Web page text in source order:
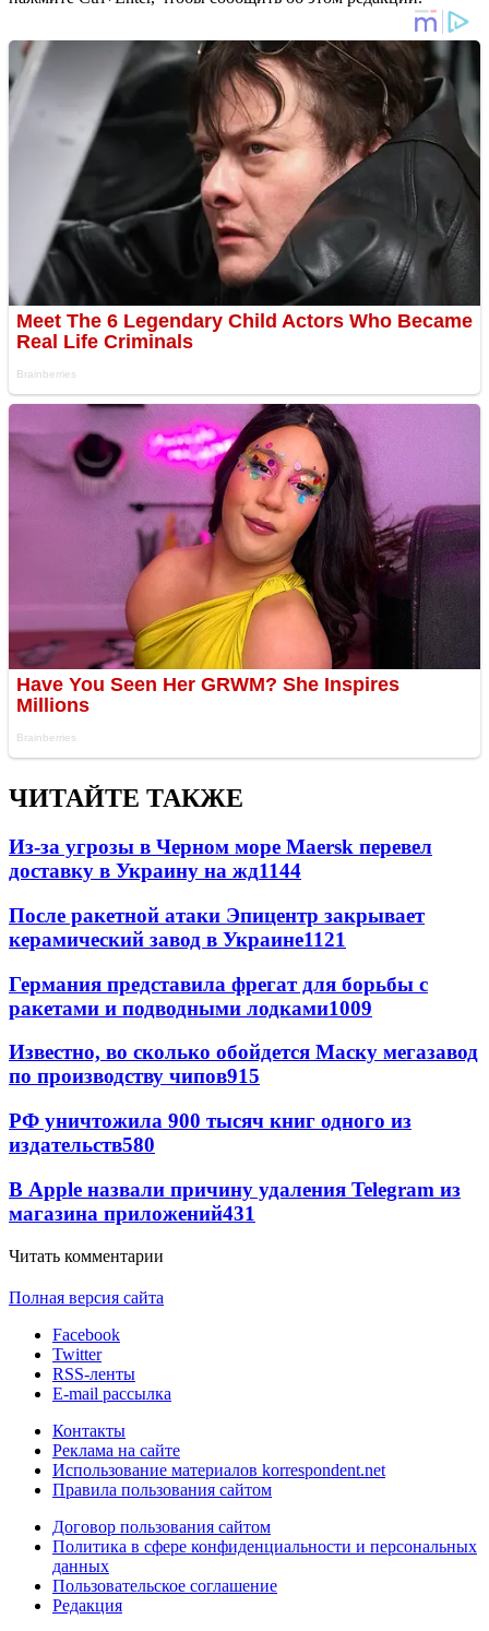
ЧИТАЙТЕ ТАКЖЕ
Из-за угрозы в Черном море Maersk перевел
доставку в Украину на жд1144
После ракетной атаки Эпицентр закрывает
керамический завод в Украине1121
Германия представила фрегат для борьбы с
ракетами и подводными лодками1009
Известно, во сколько обойдется Маску мегазавод
по производству чипов915
РФ уничтожила 900 тысяч книг одного из
издательств580
В Apple назвали причину удаления Telegram из
магазина приложений431
Читать комментарии
Полная версия сайта
Facebook
Twitter
RSS-ленты
E-mail рассылка
Контакты
Реклама на сайте
Использование материалов korrespondent.net
Правила пользования сайтом
Договор пользования сайтом
Политика в сфере конфиденциальности и персональных
данных
Пользовательское соглашение
Редакция